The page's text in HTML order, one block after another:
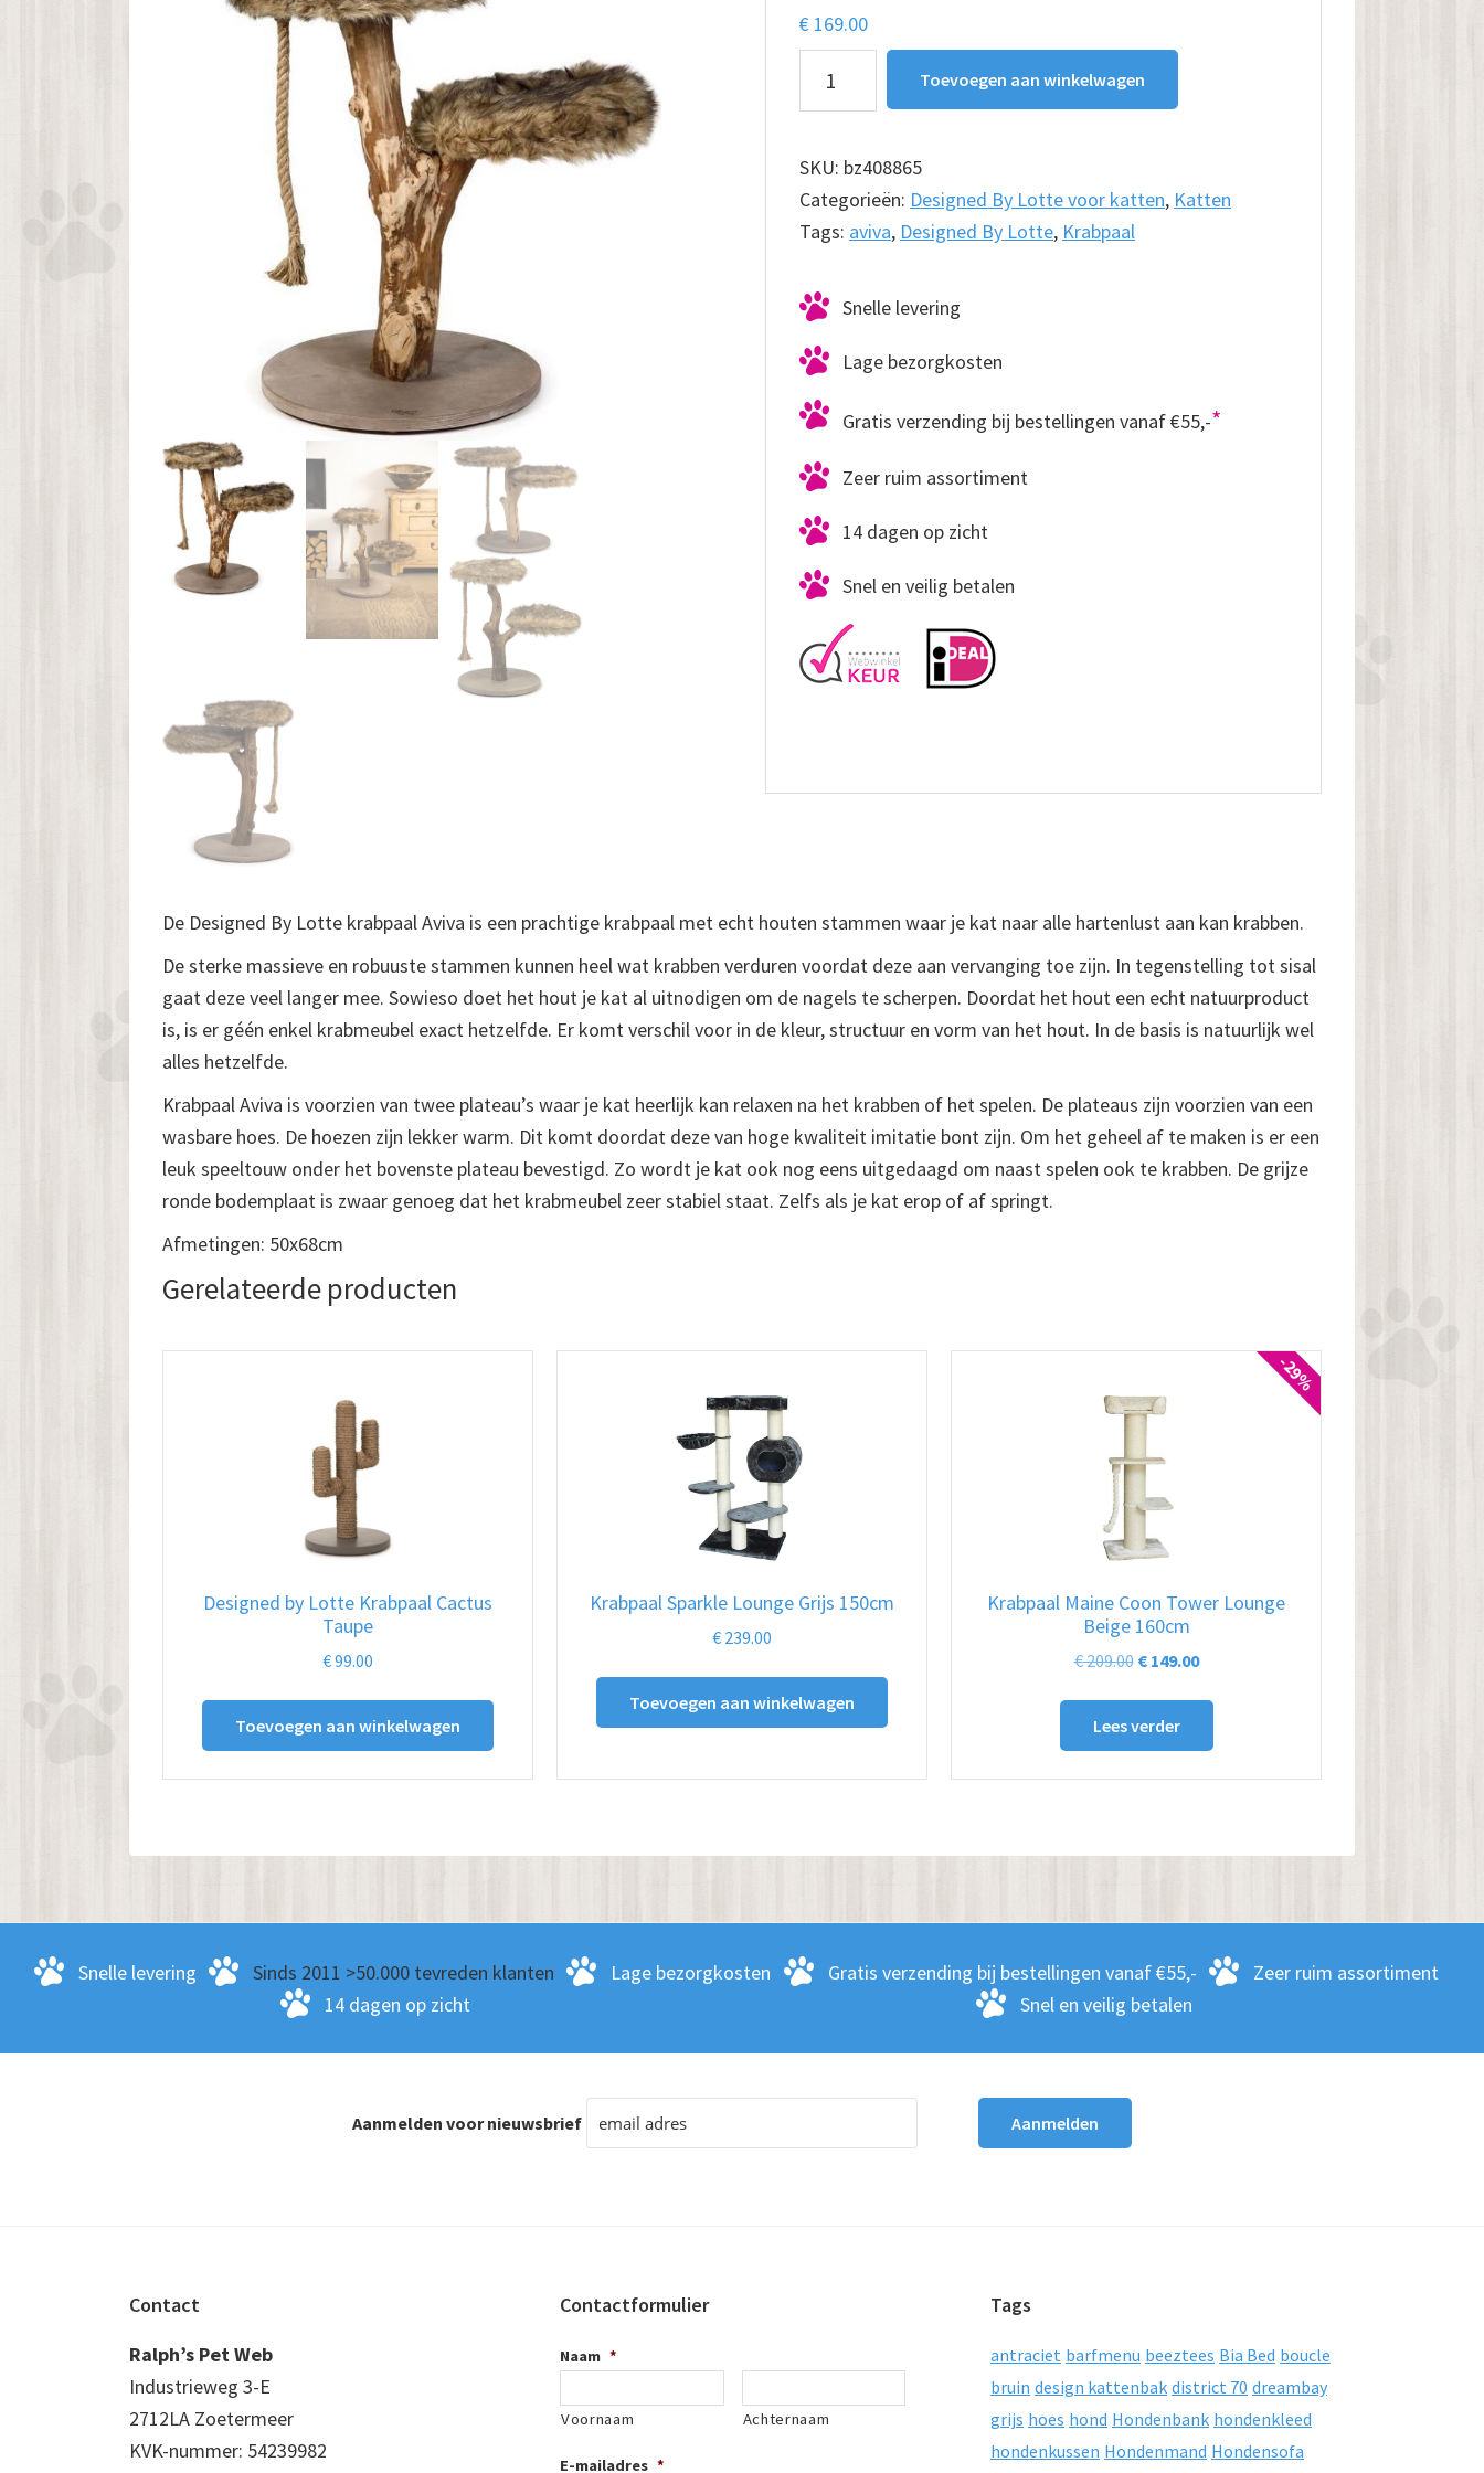
€ 169.00
Krabpaal
Aviva
aantal
Toevoegen aan winkelwagen
SKU: bz408865
Categorieën: Designed By Lotte voor katten, Katten
Tags: aviva, Designed By Lotte, Krabpaal
Snelle levering
Lage bezorgkosten
Gratis verzending bij bestellingen vanaf €55,-*
Zeer ruim assortiment
14 dagen op zicht
Snel en veilig betalen
De Designed By Lotte krabpaal Aviva is een prachtige krabpaal met echt houten stammen waar je kat naar alle hartenlust aan kan krabben.
De sterke massieve en robuuste stammen kunnen heel wat krabben verduren voordat deze aan vervanging toe zijn. In tegenstelling tot sisal
gaat deze veel langer mee. Sowieso doet het hout je kat al uitnodigen om de nagels te scherpen. Doordat het hout een echt natuurproduct
is, is er géén enkel krabmeubel exact hetzelfde. Er komt verschil voor in de kleur, structuur en vorm van het hout. In de basis is natuurlijk wel
alles hetzelfde.
Krabpaal Aviva is voorzien van twee plateau’s waar je kat heerlijk kan relaxen na het krabben of het spelen. De plateaus zijn voorzien van een
wasbare hoes. De hoezen zijn lekker warm. Dit komt doordat deze van hoge kwaliteit imitatie bont zijn. Om het geheel af te maken is er een
leuk speeltouw onder het bovenste plateau bevestigd. Zo wordt je kat ook nog eens uitgedaagd om naast spelen ook te krabben. De grijze
ronde bodemplaat is zwaar genoeg dat het krabmeubel zeer stabiel staat. Zelfs als je kat erop of af springt.
Afmetingen: 50x68cm
Gerelateerde producten
Designed by Lotte Krabpaal Cactus
Taupe
€99.00
Toevoegen aan winkelwagen
Krabpaal Sparkle Lounge Grijs 150cm
€ 239.00
Toevoegen aan winkelwagen
-29%
Krabpaal Maine Coon Tower Lounge
Beige 160cm
€209.00 Oorspronkelijke
€ 209.00.
€149.00Huidige
is:
Lees verder
Snelle levering Sinds 2011 >50.000 tevreden klanten Lage bezorgkosten Gratis verzending bij bestellingen vanaf €55,-
Zeer ruim assortiment
14 dagen op zicht
Snel en veilig betalen
Aanmelden voor nieuwsbrief
Contact
Ralph’s Pet Web
Industrieweg 3-E
2712LA Zoetermeer
KVK-nummer: 54239982
Contactformulier
Naam *
Voornaam Achternaam
E-mailadres *
Tags
antraciet barfmenu beeztees Bia Bed boucle
bruin design kattenbak district 70 dreambay
grijs hoes hond Hondenbank hondenkleed
hondenkussen Hondenmand Hondensofa